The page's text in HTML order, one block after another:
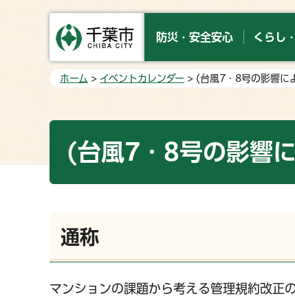
防災・安全安心 くらし
ホーム > イベントカレンダー > (台風7・8号の影響に
(台風7・8号の影響
通称
マンションの課題から考える管理規約改正